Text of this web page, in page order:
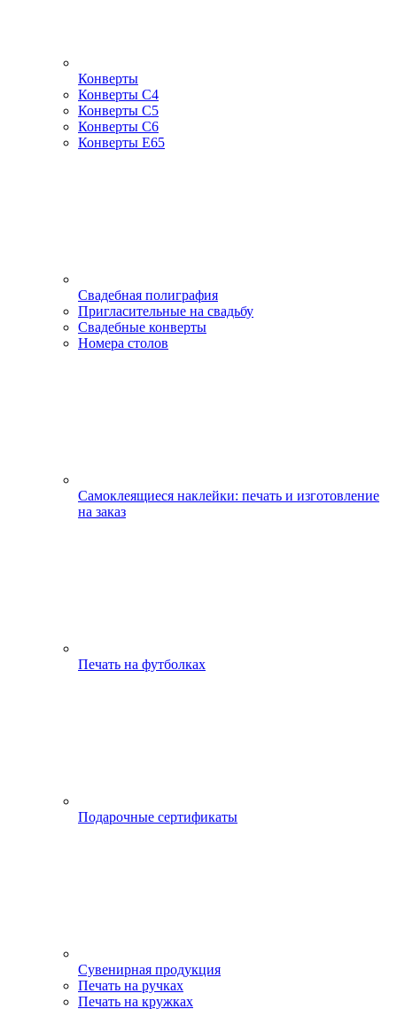
Конверты
Конверты С4
Конверты С5
Конверты С6
Конверты Е65
Свадебная полиграфия
Пригласительные на свадьбу
Свадебные конверты
Номера столов
Самоклеящиеся наклейки: печать и изготовление
на заказ
Печать на футболках
Подарочные сертификаты
Сувенирная продукция
Печать на ручках
Печать на кружках